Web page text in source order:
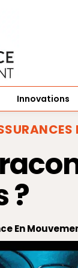
Innovations
?
En